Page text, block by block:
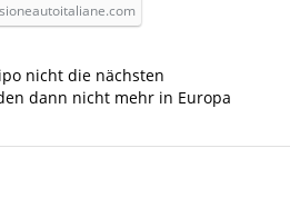
nicht die nächsten
dann nicht mehr in Europa